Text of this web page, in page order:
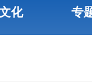
化 专